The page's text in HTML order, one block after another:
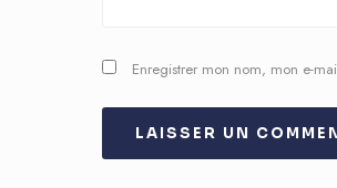
Enregistrer mon nom, mon e-